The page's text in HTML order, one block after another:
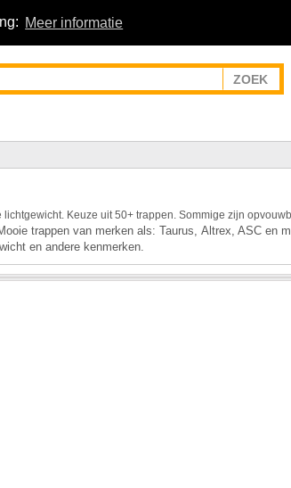
Meer informatie
lichtgewicht. Keuze uit 50+ trappen. Sommige zijn
trappen van merken als: Taurus, Altrex, ASC en
en andere kenmerken.